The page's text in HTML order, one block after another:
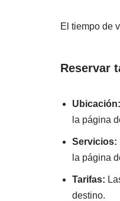
El tiempo de
Reservar
Ubicación:
la página
Servicios:
la página
Tarifas:
destino.